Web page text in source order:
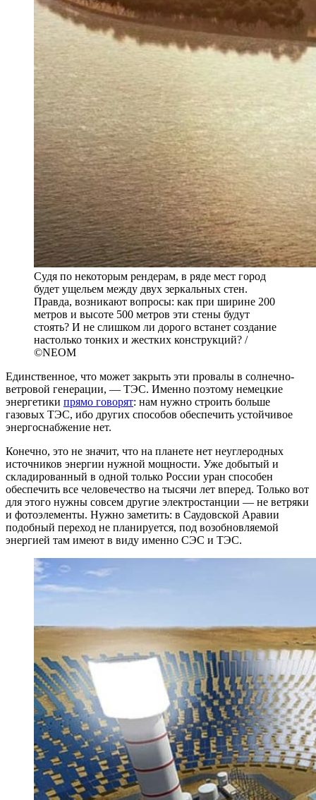
Судя по некоторым рендерам, в ряде мест город
будет ущельем между двух зеркальных стен.
Правда, возникают вопросы: как при ширине 200
метров и высоте 500 метров эти стены будут
стоять? И не слишком ли дорого встанет создание
настолько тонких и жестких конструкций? /
©NEOM
Единственное, что может закрыть эти провалы в солнечно-
ветровой генерации, — ТЭС. Именно поэтому немецкие
энергетики прямо говорят: нам нужно строить больше
газовых ТЭС, ибо других способов обеспечить устойчивое
энергоснабжение нет.
Конечно, это не значит, что на планете нет неуглеродных
источников энергии нужной мощности. Уже добытый и
складированный в одной только России уран способен
обеспечить все человечество на тысячи лет вперед. Только вот
для этого нужны совсем другие электростанции — не ветряки
и фотоэлементы. Нужно заметить: в Саудовской Аравии
подобный переход не планируется, под возобновляемой
энергией там имеют в виду именно СЭС и ТЭС.